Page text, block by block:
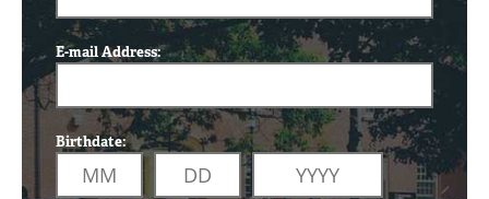
E-mail Address:
Birthdate: